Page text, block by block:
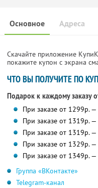
Основное Адреса
Скачайте приложение
покажите купон с экрана
ЧТО ВЫ ПОЛУЧИТЕ ПО
Подарок к каждому заказу
При заказе от 1299р.
При заказе от 1319р.
При заказе от 1319р.
При заказе от 1329р.
При заказе от 1349р.
Группа «ВКонтакте»
Telegram-канал